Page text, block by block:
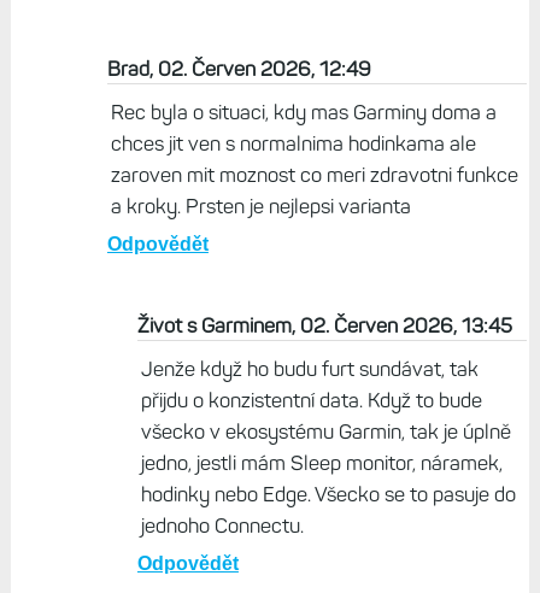
Brad, 02. Červen 2026, 12:49
Rec byla o situaci, kdy mas Garminy doma a
chces jit ven s normalnima hodinkama ale
zaroven mit moznost co meri zdravotni funkce
a kroky. Prsten je nejlepsi varianta
Odpovědět
Život s Garminem, 02. Červen 2026, 13:45
Jenže když ho budu furt sundávat, tak
přijdu o konzistentní data. Když to bude
všecko v ekosystému Garmin, tak je úplně
jedno, jestli mám Sleep monitor, náramek,
hodinky nebo Edge. Všecko se to pasuje do
jednoho Connectu.
Odpovědět